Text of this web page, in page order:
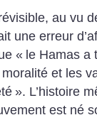
au vu
une erreur
« le Hamas a
et les
». L’histoire
est né